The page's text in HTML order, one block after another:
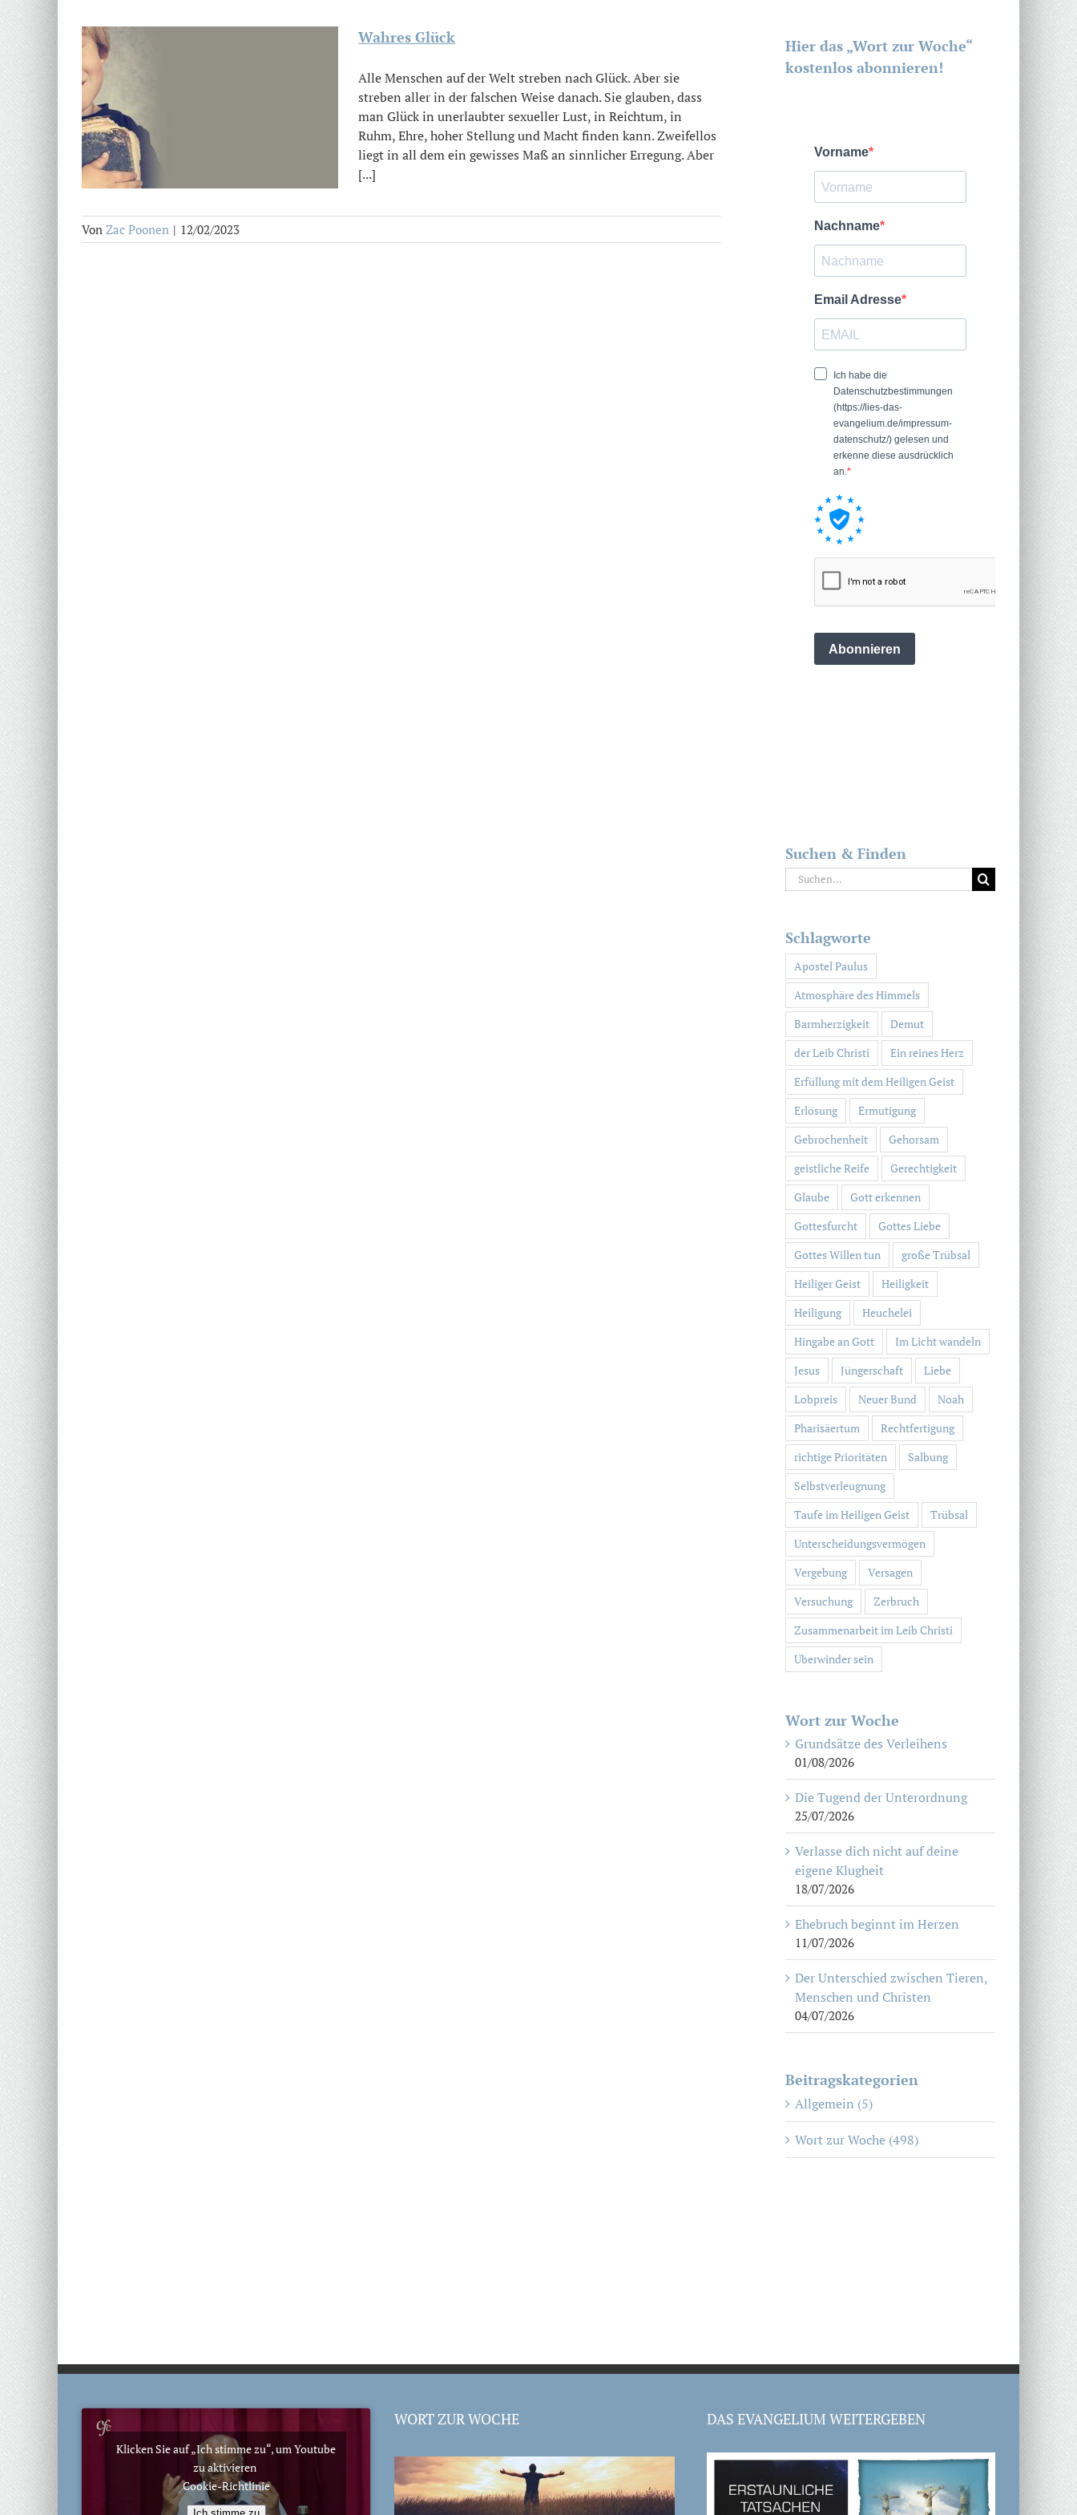
Wahres Glück
Alle Menschen auf der Welt streben nach Glück. Aber sie
streben aller in der falschen Weise danach. Sie glauben, dass
man Glück in unerlaubter sexueller Lust, in Reichtum, in
Ruhm, Ehre, hoher Stellung und Macht finden kann. Zweifellos
liegt in all dem ein gewisses Maß an sinnlicher Erregung. Aber
[...]
Von Zac Poonen | 12/02/2023
Hier das „Wort zur Woche“
kostenlos abonnieren!
Suchen & Finden
Suche
nach:
Schlagworte
Apostel Paulus
Atmosphäre des Himmels
Barmherzigkeit
Demut
der Leib Christi
Ein reines Herz
Erfüllung mit dem Heiligen Geist
Erlösung
Ermutigung
Gebrochenheit
Gehorsam
geistliche Reife
Gerechtigkeit
Glaube
Gott erkennen
Gottesfurcht
Gottes Liebe
Gottes Willen tun
große Trübsal
Heiliger Geist
Heiligkeit
Heiligung
Heuchelei
Hingabe an Gott
Im Licht wandeln
Jesus
Jüngerschaft
Liebe
Lobpreis
Neuer Bund
Noah
Pharisäertum
Rechtfertigung
richtige Prioritäten
Salbung
Selbstverleugnung
Taufe im Heiligen Geist
Trübsal
Unterscheidungsvermögen
Vergebung
Versagen
Versuchung
Zerbruch
Zusammenarbeit im Leib Christi
Überwinder sein
Wort zur Woche
Grundsätze des Verleihens
01/08/2026
Die Tugend der Unterordnung
25/07/2026
Verlasse dich nicht auf deine
eigene Klugheit
18/07/2026
Ehebruch beginnt im Herzen
11/07/2026
Der Unterschied zwischen Tieren,
Menschen und Christen
04/07/2026
Beitragskategorien
Allgemein (5)
Wort zur Woche (498)
Klicken Sie auf „Ich stimme zu“, um Youtube
zu aktivieren
Cookie-Richtlinie
WORT ZUR WOCHE DAS EVANGELIUM WEITERGEBEN